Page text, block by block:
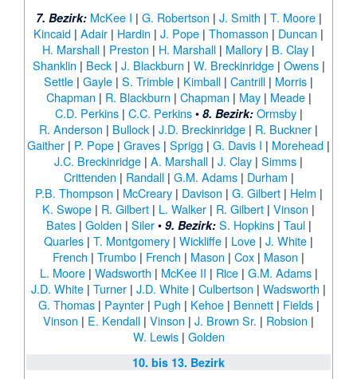
7. Bezirk: McKee I | G. Robertson | J. Smith | T. Moore|
Kincaid | Adair | Hardin | J. Pope | Thomasson | Duncan |
H. Marshall | Preston | H. Marshall | Mallory | B. Clay |
Shanklin | Beck| J. Blackburn | W. Breckinridge| Owens|
Settle | Gayle | S. Trimble | Kimball | Cantrill | Morris |
Chapman | R. Blackburn | Chapman | May| Meade|
C.D. Perkins| C.C. Perkins• 8. Bezirk: Ormsby|
R. Anderson | Bullock | J.D. Breckinridge | R. Buckner |
Gaither | P. Pope | Graves | Sprigg | G. Davis I | Morehead |
J.C. Breckinridge | A. Marshall | J. Clay | Simms |
Crittenden | Randall| G.M. Adams| Durham |
P.B. Thompson | McCreary| Davison | G. Gilbert| Helm |
K. Swope | R. Gilbert | L. Walker | R. Gilbert | Vinson |
Bates| Golden | Siler• 9. Bezirk: S. Hopkins| Taul|
Quarles | T. Montgomery | Wickliffe | Love | J. White |
French | Trumbo | French | Mason | Cox | Mason |
L. Moore| Wadsworth | McKee II | Rice| G.M. Adams|
J.D. White | Turner | J.D. White | Culbertson | Wadsworth |
G. Thomas| Paynter| Pugh | Kehoe| Bennett| Fields|
Vinson | E. Kendall | Vinson | J. Brown Sr. | Robsion |
W. Lewis| Golden
10. bis 13. Bezirk